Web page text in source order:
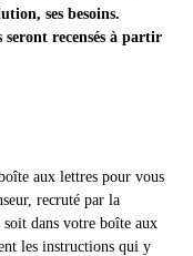
ses besoins.
seront recensés à partir
aux lettres pour vous
recruté par la
dans votre boîte aux
les instructions qui y